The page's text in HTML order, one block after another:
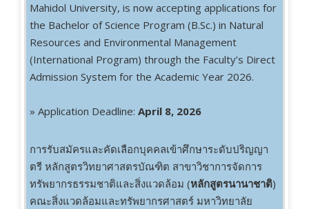
Mahidol University, is now accepting applications for
the Bachelor of Science Program (B.Sc.) in Natural
Resources and Environmental Management
(International Program) through the Faculty’s Direct
Admission System for the Academic Year 2026.
» Application Deadline: April 8, 2026
การรับสมัครและคัดเลือกบุคคลเข้าศึกษาระดับปริญญา
ตรี หลักสูตรวิทยาศาสตรบัณฑิต สาขาวิชาการจัดการ
ทรัพยากรธรรมชาติและสิ่งแวดล้อม (หลักสูตรนานาชาติ)
คณะสิ่งแวดล้อมและทรัพยากรศาสตร์ มหาวิทยาลัย